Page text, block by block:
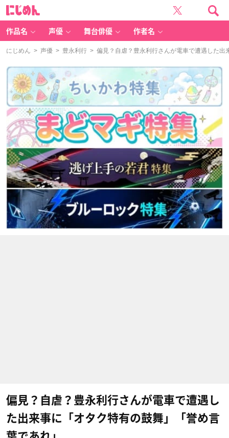
作品名 声優 舞台俳優 作者名
にじめん > 声優 > 豊永利行 > 偏見？自虐？豊永利行さんが電車で遭遇した
偏見？自虐？豊永利行さんが電車で遭遇し
た出来事に「オタク特有の鼓舞」「誉め言